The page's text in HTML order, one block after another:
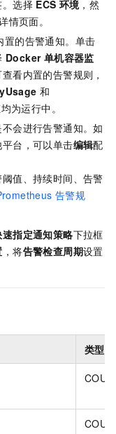
。选择 ECS 环境，然
情页面。
置的告警通知。单击
Docker 单机容器监
看内置的告警规则，
和
为运行中。
会进行告警通知。如
台，可以单击编辑配
值、持续时间、告警
告警规
速指定通知策略下拉框
，将告警检查周期设置
类型